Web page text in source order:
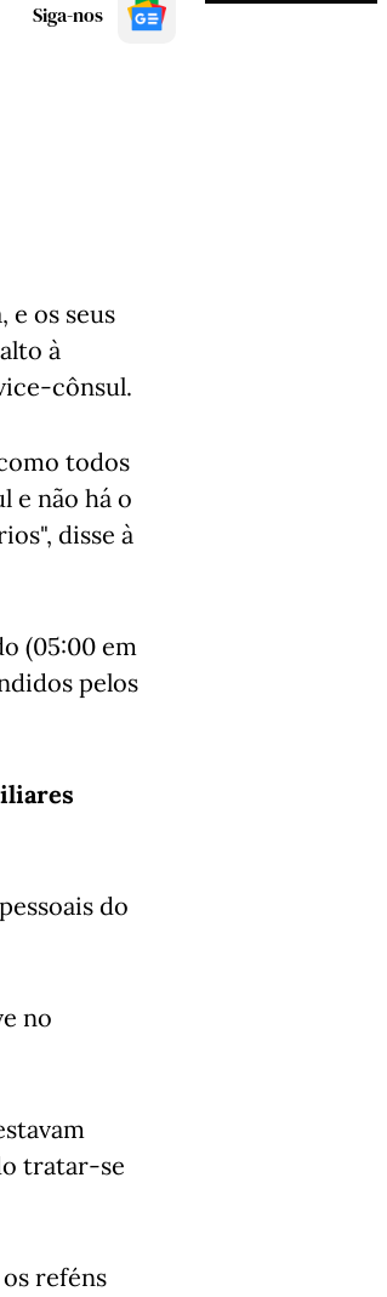
Siga-nos
e os seus
à
cônsul.
todos
e não há o
disse à
(05:00 em
pelos
do
no
tratar-se
reféns